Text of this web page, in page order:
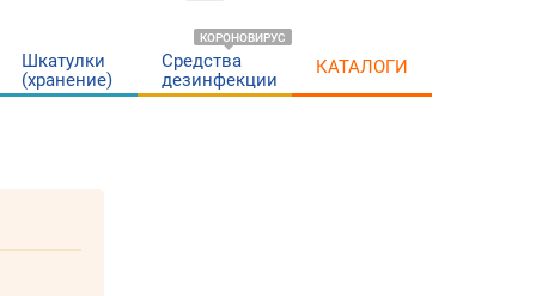
Шкатулки
(хранение)
Средства
дезинфекции
КОРОНОВИРУС
КАТАЛОГИ